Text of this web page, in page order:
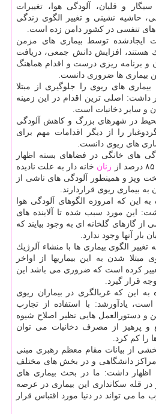
و قلیان، آلودگی هوا، تغییرات
حاشیه نشینی و تغییر الگوی زندگی
های تنفسی در كشور دامن زده است.
ایجادشده توسط بیماری های مزمن
هستند، افزایش دانش جمعی، دریافت
و برنامه ریزی درست و اقدام هماهنگ
بیماری ها ضروری دانست.
های ریوی را جلوگیری از مبتلا
داشت: اصلی ترین اقدام در این زمینه
و سایر دخانیات است.
در شهرهای بزرگ و كاهش آلودگی
را از دیگر اقدامات مهم برای
های ریوی دانست.
های خانگی در فضاهای بسته اظهار
زنان خانه دار به علت نادیده
وپز و همینطور آلودگی های ناشی از
بیماری ریوی قراردارند.
این كه امروزه الگوهای آلودگی هوا
این مورد سبب شده تا آلاینده های
گازهای گلخانه ای به وجود بیایند كه
بار آنها وجود ندارد.
تغییر الگوی بیماری ها با منشاء آلرژیك
شدن به این بیماریها از اواخر
كرده است كه ضروری می باشد این
قرار گیرد.
این كه غربالگری در بیماران ریوی
یادآورشد: با استفاده از تجارب
و دستورالعمل هایی نظیر اصلاح شیوه
و پرهیز از مصرف دخانیات می توان
را كم كرد.
از بیانات مقام معظم رهبری مبنی
مراكز دانشگاهی و در بخش های مختلف
داشت: ما در بحث بیماری های
قله سكانداری این بیماری در عرصه
ما می تواند در دنیا مورد اقتباس قرار